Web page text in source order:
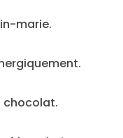
marie.
chocolat.